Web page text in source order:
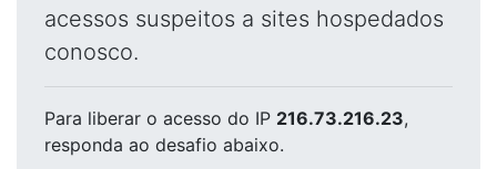
acessos suspeitos a sites hospedados
conosco.
Para liberar o acesso do IP 216.73.216.23,
responda ao desafio abaixo.